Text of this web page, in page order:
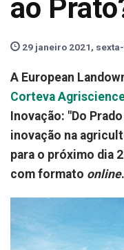
ao
29 janeiro 2021,
A European
Corteva
Inovação: "Do
inovação na
para o próximo dia
com formato online.